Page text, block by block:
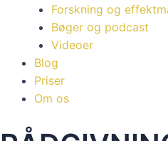
Forskning og
Bøger og podcast
Videoer
Blog
Priser
Om os